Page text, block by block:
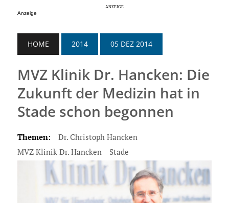
Anzeige
HOME 2014 05 DEZ 2014
MVZ Klinik Dr. Hancken: Die
Zukunft der Medizin hat in
Stade schon begonnen
Themen:
Dr. Christoph Hancken
MVZ Klinik Dr. Hancken
Stade